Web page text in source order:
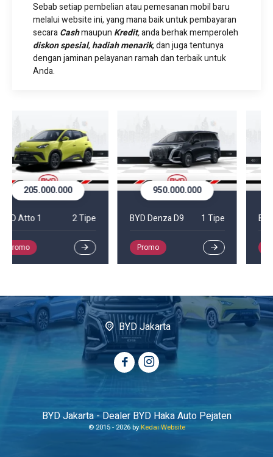
Sebab setiap pembelian atau pemesanan mobil baru
melalui website ini, yang mana baik untuk pembayaran
secaraCashmaupun Kredit,anda berhak memperoleh
diskon spesial,hadiah menarik, dan juga tentunya
dengan jaminan pelayanan ramah dan terbaik untuk
Anda.
950.000.000
BYD Denza D9
Promo
383.000.000
BYD M6
Promo
BYD Jakarta
BYD Jakarta - Dealer BYD Haka Auto Pejaten
© 2015 - 2026 byKedai Website